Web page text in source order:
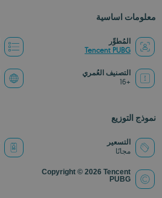
معلومات اساسية
المُطوِّر
Tencent PUBG
التصنيف العُمري
+16
نموذج التوزيع
التسعير
مجانًا
Copyright © 2026 Tencent
PUBG